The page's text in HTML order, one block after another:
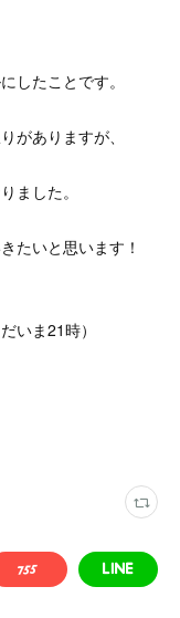
したことです。
がありますが、
ました。
たいと思います！
いま21時）